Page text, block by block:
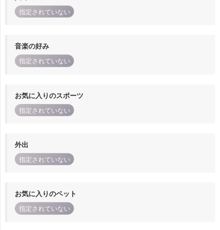
指定されていない
音楽の好み
指定されていない
お気に入りのスポーツ
指定されていない
外出
指定されていない
お気に入りのペット
指定されていない